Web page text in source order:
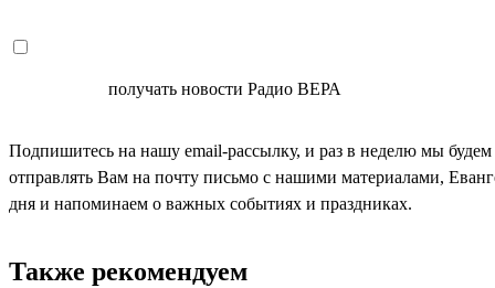
получать новости Радио ВЕРА
Подпишитесь на нашу email-рассылку, и раз в неделю мы будем
отправлять Вам на почту письмо с нашими материалами,
дня и напоминаем о важных событиях и праздниках.
Также рекомендуем